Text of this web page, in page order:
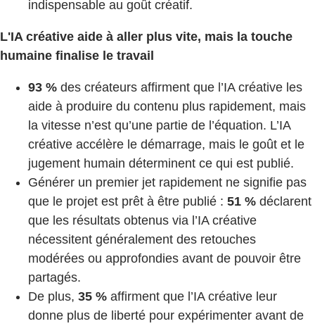
indispensable au goût créatif.
L'IA créative aide à aller plus vite, mais la touche
humaine finalise le travail
93 % des créateurs affirment que l’IA créative les
aide à produire du contenu plus rapidement, mais
la vitesse n’est qu’une partie de l’équation. L’IA
créative accélère le démarrage, mais le goût et le
jugement humain déterminent ce qui est publié.
Générer un premier jet rapidement ne signifie pas
que le projet est prêt à être publié : 51 % déclarent
que les résultats obtenus via l’IA créative
nécessitent généralement des retouches
modérées ou approfondies avant de pouvoir être
partagés.
De plus, 35 % affirment que l’IA créative leur
donne plus de liberté pour expérimenter avant de